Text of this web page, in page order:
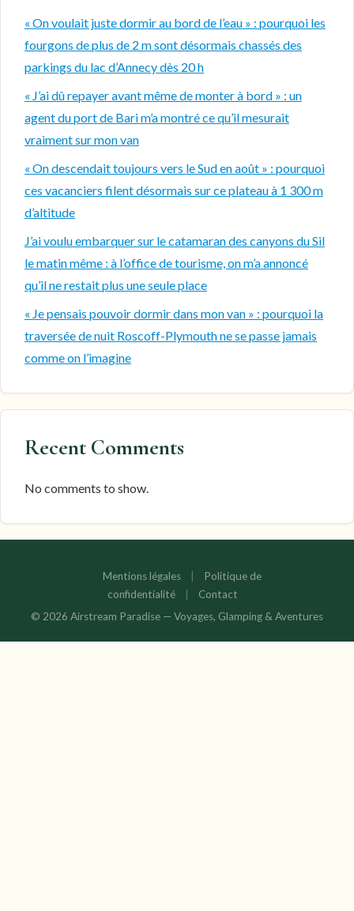
« On voulait juste dormir au bord de l’eau » : pourquoi les
fourgons de plus de 2 m sont désormais chassés des
parkings du lac d’Annecy dès 20 h
« J’ai dû repayer avant même de monter à bord » : un
agent du port de Bari m’a montré ce qu’il mesurait
vraiment sur mon van
« On descendait toujours vers le Sud en août » : pourquoi
ces vacanciers filent désormais sur ce plateau à 1 300 m
d’altitude
J’ai voulu embarquer sur le catamaran des canyons du Sil
le matin même : à l’office de tourisme, on m’a annoncé
qu’il ne restait plus une seule place
« Je pensais pouvoir dormir dans mon van » : pourquoi la
traversée de nuit Roscoff-Plymouth ne se passe jamais
comme on l’imagine
Recent Comments
No comments to show.
Mentions légales |
Politique de
confidentialité
|
Contact
© 2026 Airstream Paradise — Voyages, Glamping & Aventures